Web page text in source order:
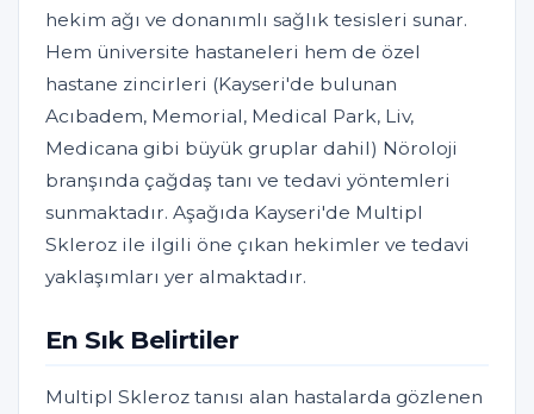
hekim ağı ve donanımlı sağlık tesisleri sunar.
Hem üniversite hastaneleri hem de özel
hastane zincirleri (Kayseri'de bulunan
Acıbadem, Memorial, Medical Park, Liv,
Medicana gibi büyük gruplar dahil) Nöroloji
branşında çağdaş tanı ve tedavi yöntemleri
sunmaktadır. Aşağıda Kayseri'de Multipl
Skleroz ile ilgili öne çıkan hekimler ve tedavi
yaklaşımları yer almaktadır.
En Sık Belirtiler
Multipl Skleroz tanısı alan hastalarda gözlenen